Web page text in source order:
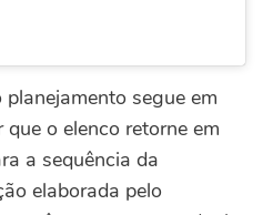
segue em
o elenco retorne em
a sequência da
elaborada pelo